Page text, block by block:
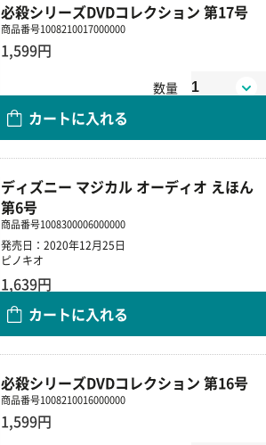
必殺シリーズDVDコレクション 第17号
商品番号1008210017000000
1,599円
数量
カートに入れる
ディズニー マジカル オーディオ えほん
第6号
商品番号1008300006000000
発売日：2020年12月25日
ピノキオ
1,639円
カートに入れる
必殺シリーズDVDコレクション 第16号
商品番号1008210016000000
1,599円